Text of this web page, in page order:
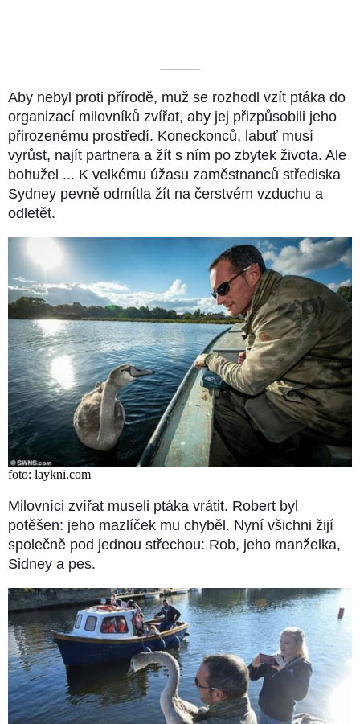
––––––––––
Aby nebyl proti přírodě, muž se rozhodl vzít ptáka do
organizací milovníků zvířat, aby jej přizpůsobili jeho
přirozenému prostředí. Koneckonců, labuť musí
vyrůst, najít partnera a žít s ním po zbytek života. Ale
bohužel ... K velkému úžasu zaměstnanců střediska
Sydney pevně odmítla žít na čerstvém vzduchu a
odletět.
foto: laykni.com
Milovníci zvířat museli ptáka vrátit. Robert byl
potěšen: jeho mazlíček mu chyběl. Nyní všichni žijí
společně pod jednou střechou: Rob, jeho manželka,
Sidney a pes.